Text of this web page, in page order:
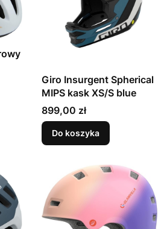
Giro Insurgent Spherical
MIPS kask XS/S blue
Cena
899,00 zł
Do koszyka